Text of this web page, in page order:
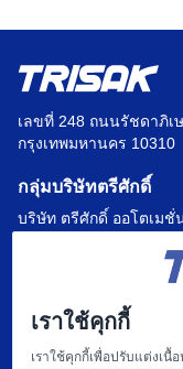
เลขที่ 248 ถนนรัชดาภิเ
กรุงเทพมหานคร 10310
กลุ่มบริษัทตรีศักดิ์
บริษัท ตรีศักดิ์ ออโตเมชั่
บริษัท แฟคตอรี่ ออโตเ
บริษัท ไฮทรอน-ตรีศักดิ์
เราใช้คุกกี้
เราใช้คุกกี้เพื่อปรับแต่งเ